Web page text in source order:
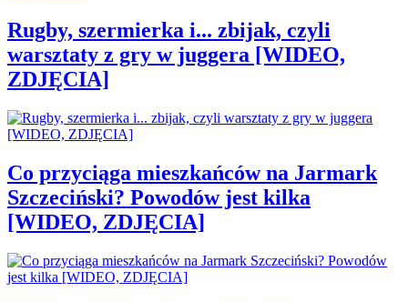
Rugby, szermierka i... zbijak, czyli
warsztaty z gry w juggera [WIDEO,
ZDJĘCIA]
Co przyciąga mieszkańców na Jarmark
Szczeciński? Powodów jest kilka
[WIDEO, ZDJĘCIA]